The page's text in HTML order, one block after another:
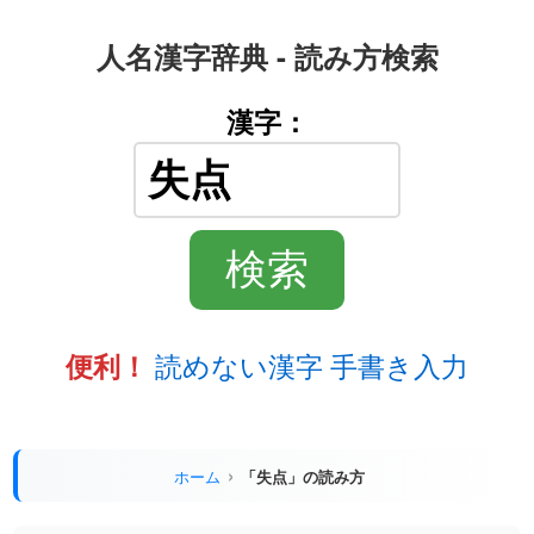
人名漢字辞典 - 読み方検索
漢字：
便利！ 読めない漢字 手書き入力
ホーム 「失点」の読み方